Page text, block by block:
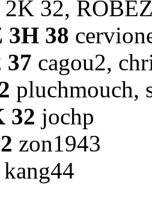
32,
3H 38
37 cagou2,
pluchmouch,
32 jochp
zon1943
kang44